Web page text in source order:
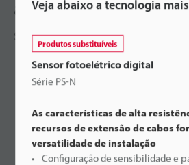
amplificador
Série PS
Veja abaixo a tecnologia
Produtos substituíveis
Sensor fotoelétrico digital
Série PS-N
As características de alta
recursos de extensão de cabos
versatilidade de instalação
Configuração de sensibilidade e